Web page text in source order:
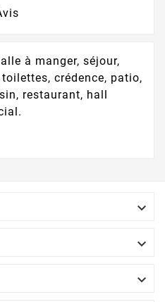
à manger, séjour,
crédence, patio,
restaurant, hall


